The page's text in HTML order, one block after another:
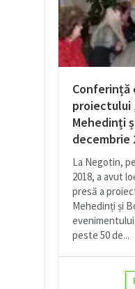
Conferință
proiectului
Mehedinți
decembrie
La Negotin,
2018, a avut
presă a
Mehedinți și
peste 50 de...